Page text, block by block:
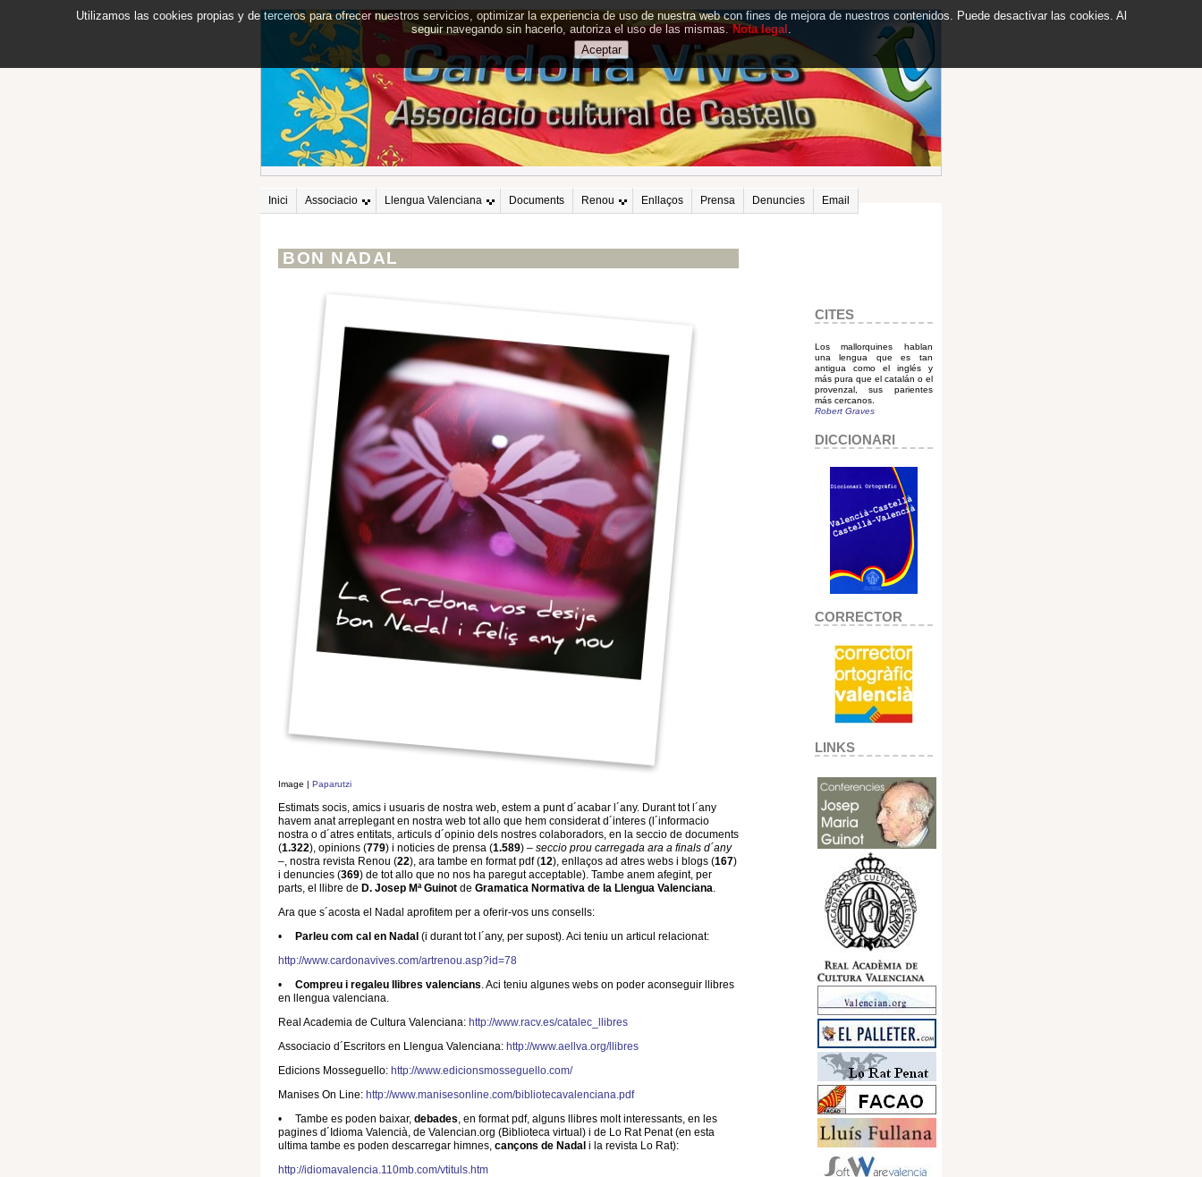
Inici Associacio Llengua Valenciana Documents Renou Enllaços Prensa Denuncies Email
BON NADAL
Image | Paparutzi
Estimats socis, amics i usuaris de nostra web, estem a punt d´acabar l´any. Durant tot l´any
havem anat arreplegant en nostra web tot allo que hem considerat d´interes (l´informacio
nostra o d´atres entitats, articuls d´opinio dels nostres colaboradors, en la seccio de documents
(1.322), opinions (779) i noticies de prensa (1.589) – seccio prou carregada ara a finals d´any
–, nostra revista Renou (22), ara tambe en format pdf (12), enllaços ad atres webs i blogs (167)
i denuncies (369) de tot allo que no nos ha paregut acceptable). Tambe anem afegint, per
parts, el llibre de D. Josep Mª Guinot de Gramatica Normativa de la Llengua Valenciana
Ara que s´acosta el Nadal aprofitem per a oferir-vos uns consells:
• Parleu com cal en Nadal (i durant tot l´any, per supost). Aci teniu un articul relacionat:
http://www.cardonavives.com/artrenou.asp?id=78
• Compreu i regaleu llibres valencians . Aci teniu algunes webs on poder aconseguir llibres
en llengua valenciana.
Real Academia de Cultura Valenciana: http://www.racv.es/catalec_llibres
Associacio d´Escritors en Llengua Valenciana: http://www.aellva.org/llibres
Edicions Mosseguello: http://www.edicionsmosseguello.com/
Manises On Line: http://www.manisesonline.com/bibliotecavalenciana.pdf
• Tambe es poden baixar, debades , en format pdf, alguns llibres molt interessants, en les
pagines d´Idioma Valencià, de Valencian.org (Biblioteca virtual) i de Lo Rat Penat (en esta
ultima tambe es poden descarregar himnes, cançons de Nadal i la revista Lo Rat):
http://idiomavalencia.110mb.com/vtituls.htm
CITES
Los mallorquines hablan
una lengua que es tan
antigua como el inglés y
más pura que el catalán o el
provenzal, sus parientes
más cercanos.
Robert Graves
DICCIONARI
CORRECTOR
LINKS
Utilizamos las cookies propias y de terceros para ofrecer nuestros servicios, optimizar la experiencia de uso de nuestra web con fines de mejora de nuestros contenidos. Puede desactivar las cookies. Al
seguir navegando sin hacerlo, autoriza el uso de las mismas. Nota legal .